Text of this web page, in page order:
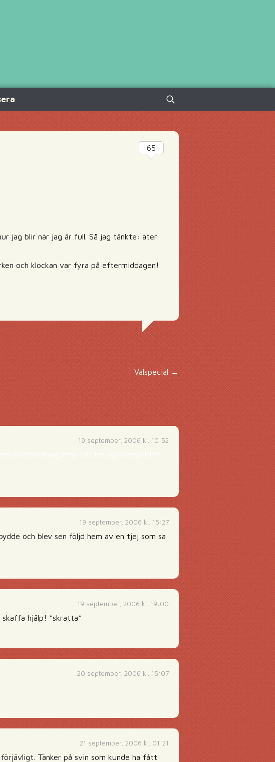
Sök
efter:
jag blir när jag är full. Så jag tänkte: äter
och klockan var fyra på eftermiddagen!
65
Valspecial →
19 september, 2006 kl. 10:52
19 september, 2006 kl. 15:27
och blev sen följd hem av en tjej som sa
19 september, 2006 kl. 19:00
skaffa hjälp! *skratta*
20 september, 2006 kl. 15:07
21 september, 2006 kl. 01:21
Tänker på svin som kunde ha fått